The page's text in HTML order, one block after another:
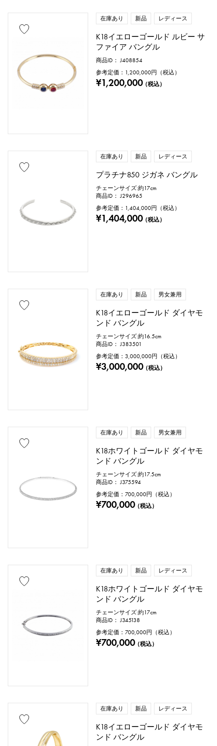
在庫あり 新品 レディース
K18イエローゴールド ルビー サ
ファイア バングル
商品ID： J408854
参考定価： 1,200,000円（税込）
¥1,200,000（税込）
在庫あり 新品 レディース
プラチナ850 ジガネ バングル
チェーンサイズ:約17cm
商品ID： J296965
参考定価： 1,404,000円（税込）
¥1,404,000（税込）
在庫あり 新品 男女兼用
K18イエローゴールド ダイヤモ
ンド バングル
チェーンサイズ:約16.5cm
商品ID： J383501
参考定価：3,000,000円（税込）
¥3,000,000（税込）
在庫あり 新品 男女兼用
K18ホワイトゴールド ダイヤモ
ンド バングル
チェーンサイズ:約17.5cm
商品ID： J375594
参考定価：700,000円（税込）
¥700,000（税込）
在庫あり 新品 レディース
K18ホワイトゴールド ダイヤモ
ンド バングル
チェーンサイズ:約17cm
商品ID： J345138
参考定価：700,000円（税込）
¥700,000（税込）
在庫あり 新品 レディース
K18イエローゴールド ダイヤモ
ンド バングル